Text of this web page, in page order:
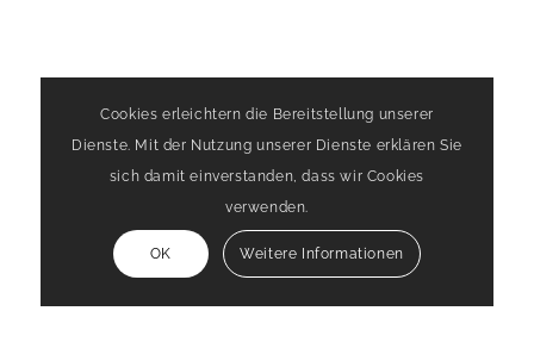
Cookies erleichtern die Bereitstellung unserer
Dienste. Mit der Nutzung unserer Dienste erklären Sie
sich damit einverstanden, dass wir Cookies
verwenden.
OK Weitere Informationen